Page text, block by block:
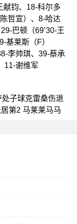
献钧、18-科尔多
哲宣）、8-哈达
巴顿（69’30-王
基莱斯（F）
李帅琪、39-蔡承
11-谢维军
子球克雷桑伤退
第2 马莱莱马马